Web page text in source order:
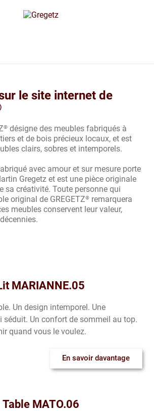
le site internet de
® désigne des meubles fabriqués à
et de bois précieux locaux, et est
clairs, sobres et intemporels.
avec amour et sur mesure porte
Gregetz et est une pièce originale
sa créativité. Toute personne qui
original de GREGETZ® remarquera
meubles conservent leur valeur,
MARIANNE.05
Un design intemporel. Une
Un confort de sommeil au top.
quand vous le voulez.
En savoir davantage
Table MATO.06